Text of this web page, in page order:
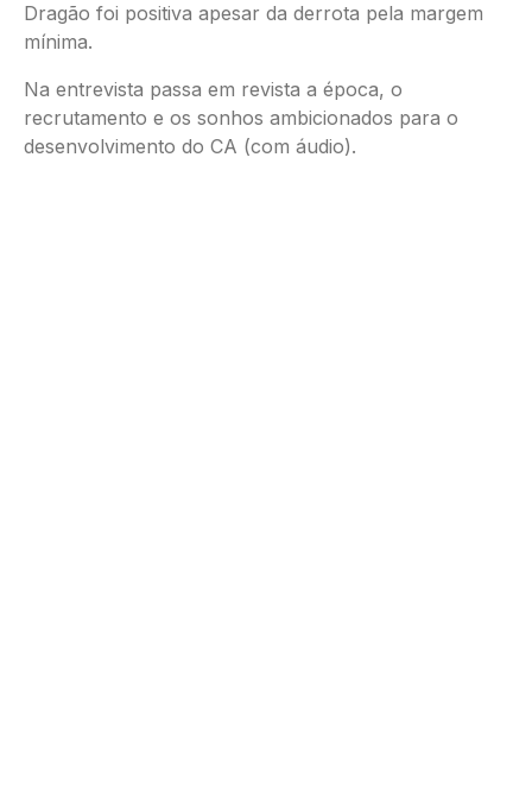
Dragão foi positiva apesar da derrota pela margem
mínima.
Na entrevista passa em revista a época, o
recrutamento e os sonhos ambicionados para o
desenvolvimento do CA (com áudio).